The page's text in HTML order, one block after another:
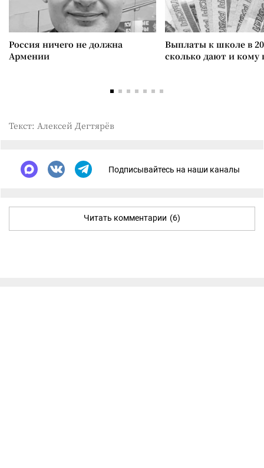
Россия ничего не должна
Армении
Выплаты к школе в
сколько дают и
Текст: Алексей Дегтярёв
Подписывайтесь на наши каналы
Читать комментарии (6)